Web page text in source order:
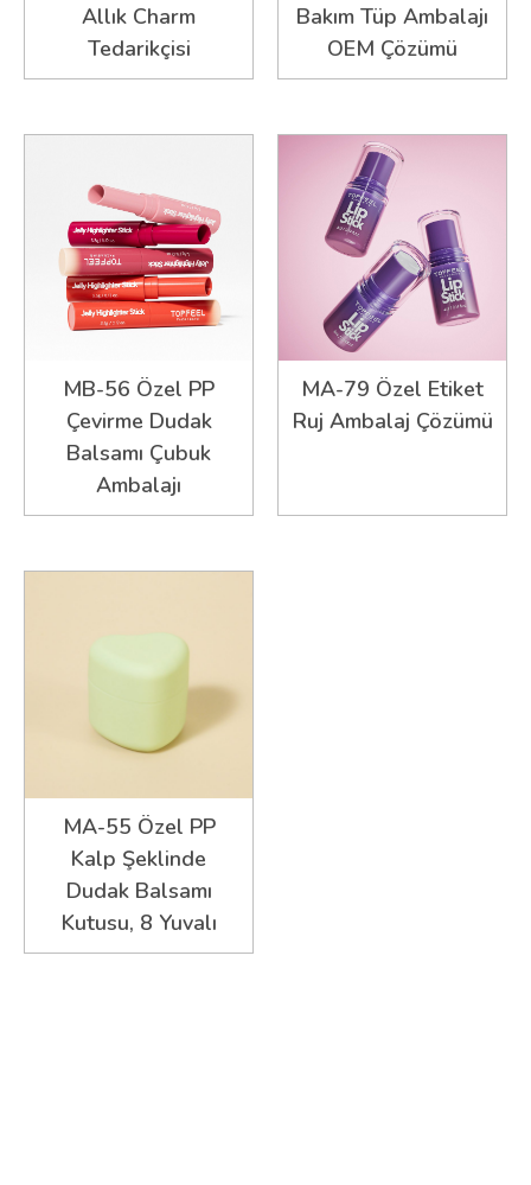
Allık Charm
Tedarikçisi
Bakım Tüp Ambalajı
OEM Çözümü
MB-56 Özel PP
Çevirme Dudak
Balsamı Çubuk
Ambalajı
MA-79 Özel Etiket
Ruj Ambalaj Çözümü
MA-55 Özel PP
Kalp Şeklinde
Dudak Balsamı
Kutusu, 8 Yuvalı